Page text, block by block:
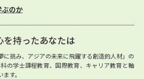
ぶのか
を持ったあなたは
に挑み、アジアの未来に飛躍する創造的人材」の
の学士課程教育、国際教育、キャリア教育と軸
す。